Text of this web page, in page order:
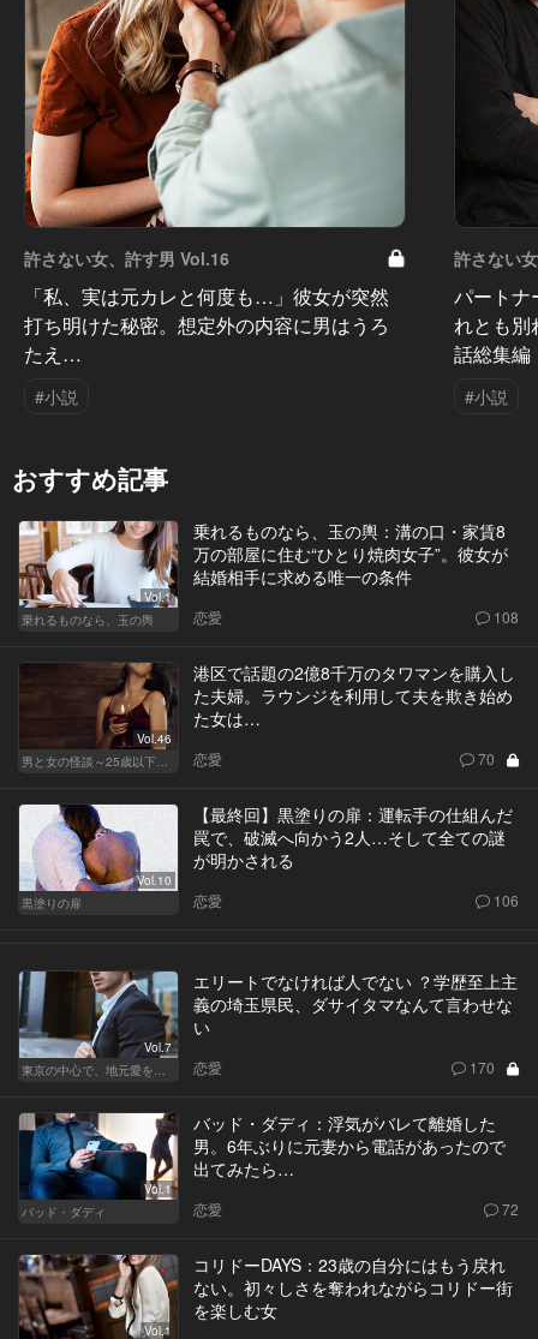
許さない女、許す男 Vol.16
「私、実は元カレと何度も…」彼女が突然
打ち明けた秘密。想定外の内容に男はうろ
たえ…
#小説
許さない
パートナ
れとも別
話総集編
#小説
おすすめ記事
Vol.1
乗れるものなら、玉の輿
乗れるものなら、玉の輿：溝の口・家賃8
万の部屋に住む“ひとり焼肉女子”。彼女が
結婚相手に求める唯一の条件
恋愛 108
Vol.46
男と女の怪談～25歳以下閲覧禁止～
港区で話題の2億8千万のタワマンを購入し
た夫婦。ラウンジを利用して夫を欺き始め
た女は…
恋愛 70
Vol.10
黒塗りの扉
【最終回】黒塗りの扉：運転手の仕組んだ
罠で、破滅へ向かう2人…そして全ての謎
が明かされる
恋愛 106
Vol.7
東京の中心で、地元愛をさけぶ
エリートでなければ人でない ？学歴至上主
義の埼玉県民、ダサイタマなんて言わせな
い
恋愛 170
Vol.1
バッド・ダディ
バッド・ダディ：浮気がバレて離婚した
男。6年ぶりに元妻から電話があったので
出てみたら…
恋愛 72
Vol.1
コリドーDAYS：23歳の自分にはもう戻れ
ない。初々しさを奪われながらコリドー街
を楽しむ女